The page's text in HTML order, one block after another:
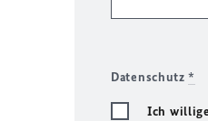
Datenschutz*
Ich